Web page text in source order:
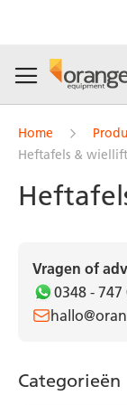
Home
Heftafels &
Vragen of
0348 - 747
Categorieën